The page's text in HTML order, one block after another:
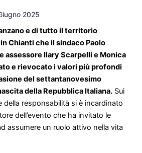
2025
e di tutto il territorio
Chianti che il sindaco Paolo
assessore Ilary Scarpelli e Monica
e rievocato i valori più profondi
del settantanovesimo
della Repubblica Italiana. Sui
della responsabilità si è incardinato
dell’evento che ha invitato le
assumere un ruolo attivo nella vita